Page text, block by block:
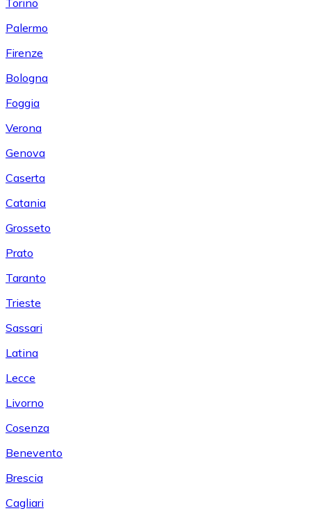
Torino
Palermo
Firenze
Bologna
Foggia
Verona
Genova
Caserta
Catania
Grosseto
Prato
Taranto
Trieste
Sassari
Latina
Lecce
Livorno
Cosenza
Benevento
Brescia
Cagliari